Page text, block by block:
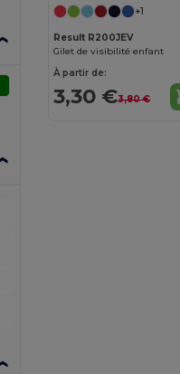
+1
Result R200JEV
Gilet de visibilité enfant
À partir de:
3,30 €3,80 €